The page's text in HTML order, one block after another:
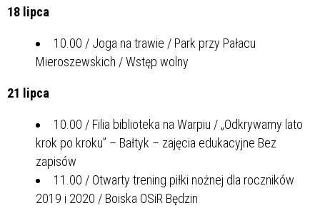
18 lipca
10.00 / Joga na trawie / Park przy Pałacu
Mieroszewskich / Wstęp wolny
21 lipca
10.00 / Filia biblioteka na Warpiu / „Odkrywamy lato
krok po kroku” – Bałtyk – zajęcia edukacyjne Bez
zapisów
11.00 / Otwarty trening piłki nożnej dla roczników
2019 i 2020 / Boiska OSiR Będzin